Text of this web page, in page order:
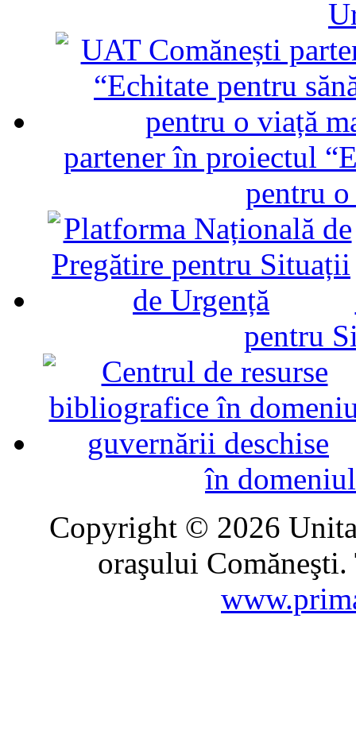
partener în proiectul
pentru
pentru
în
Copyright © 2026
oraşului